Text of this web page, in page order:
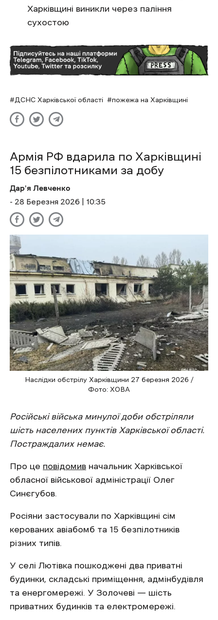
Харківщині виникли через паління
сухостою
ДСНС Харківської області пожежа на Харківщині
Армія РФ вдарила по Харківщині
15 безпілотниками за добу
Дар'я Левченко
- 28 Березня 2026 | 10:35
Наслідки обстрілу Харківщини 27 березня 2026 /
Фото: ХОВА
Російські війська минулої доби обстріляли
шість населених пунктів Харківської області.
Постраждалих немає.
Про це повідомив начальник Харківської
обласної військової адміністрації Олег
Синєгубов.
Росіяни застосували по Харківщині сім
керованих авіабомб та 15 безпілотників
різних типів.
У селі Лютівка пошкоджені два приватні
будинки, складські приміщення, адмінбудівля
та енергомережі. У Золочеві — шість
приватних будинків та електромережі.